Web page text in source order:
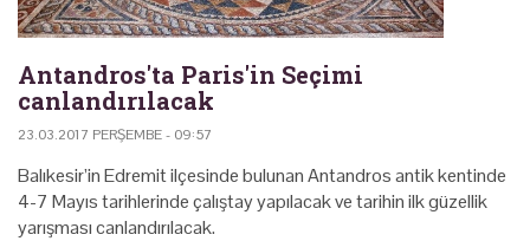
Antandros'ta Paris'in Seçimi
canlandırılacak
23.03.2017 PERŞEMBE - 09:57
Balıkesir’in Edremit ilçesinde bulunan Antandros antik kentinde
4-7 Mayıs tarihlerinde çalıştay yapılacak ve tarihin ilk güzellik
yarışması canlandırılacak.